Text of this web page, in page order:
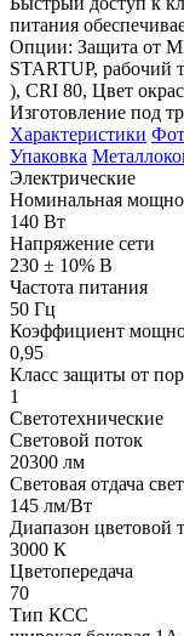
питания
Опции: Защита от
STARTUP, рабочий
), CRI 80, Цвет
Изготовление под
Характеристики
Упаковка
Электрические
Номинальная
140 Вт
Напряжение сети
230 ± 10% В
Частота питания
50 Гц
Коэффициент
0,95
Класс защиты от
1
Светотехнические
Световой поток
20300 лм
Световая отдача
145 лм/Вт
Диапазон цветовой
3000 К
Цветопередача
70
Тип КСС